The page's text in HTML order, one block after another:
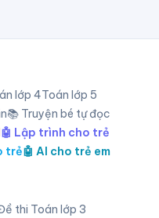
lớp 4Toán lớp 5
📚 Truyện bé tự đọc
🤖 Lập trình cho trẻ
trẻ🤖 AI cho trẻ em
thi Toán lớp 3